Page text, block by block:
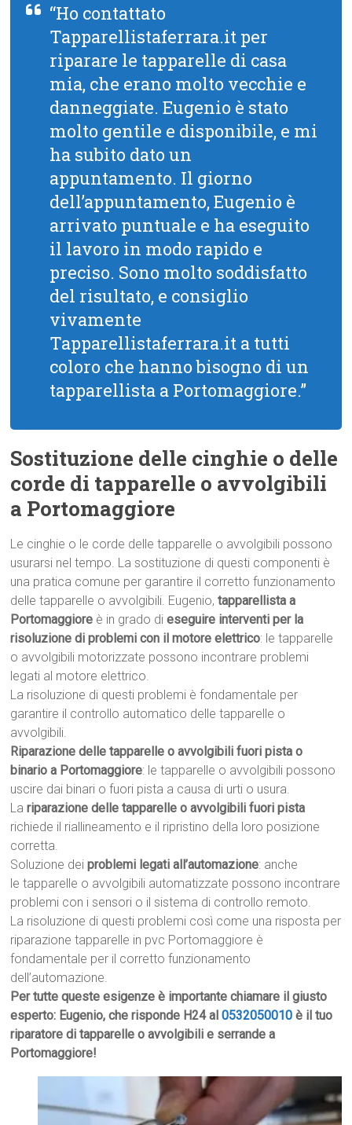
“Ho contattato
Tapparellistaferrara.it per
riparare le tapparelle di casa
mia, che erano molto vecchie e
danneggiate. Eugenio è stato
molto gentile e disponibile, e mi
ha subito dato un
appuntamento. Il giorno
dell’appuntamento, Eugenio è
arrivato puntuale e ha eseguito
il lavoro in modo rapido e
preciso. Sono molto soddisfatto
del risultato, e consiglio
vivamente
Tapparellistaferrara.it a tutti
coloro che hanno bisogno di un
tapparellista a Portomaggiore.”
Sostituzione delle cinghie o delle
corde di tapparelle o avvolgibili
a Portomaggiore
Le cinghie o le corde delle tapparelle o avvolgibili possono
usurarsi nel tempo. La sostituzione di questi componenti è
una pratica comune per garantire il corretto funzionamento
delle tapparelle o avvolgibili. Eugenio,tapparellista a
Portomaggiore è in grado dieseguire interventi per la
risoluzione di problemi con il motore elettrico: le tapparelle
o avvolgibili motorizzate possono incontrare problemi
legati al motore elettrico.
La risoluzione di questi problemi è fondamentale per
garantire il controllo automatico delle tapparelle o
avvolgibili.
Riparazione delle tapparelle o avvolgibili fuori pista o
binario a Portomaggiore: le tapparelle o avvolgibili possono
uscire dai binari o fuori pista a causa di urti o usura.
Lariparazione delle tapparelle o avvolgibili fuori pista
richiede il riallineamento e il ripristino della loro posizione
corretta.
Soluzione deiproblemi legati all’automazione: anche
le tapparelle o avvolgibili automatizzate possono incontrare
problemi con i sensori o il sistema di controllo remoto.
La risoluzione di questi problemi così come una risposta per
riparazione tapparelle in pvc Portomaggiore è
fondamentale per il corretto funzionamento
dell’automazione.
Per tutte queste esigenze è importante chiamare il giusto
esperto: Eugenio, che risponde H24 al0532050010 è il tuo
riparatore di tapparelle o avvolgibili e serrande a
Portomaggiore!